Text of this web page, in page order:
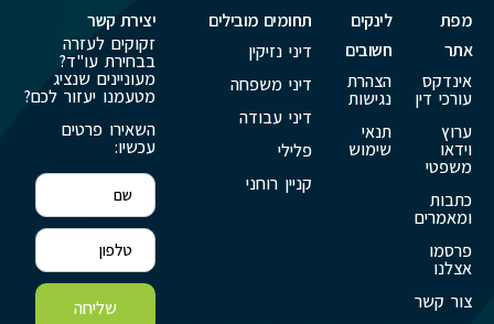
מפת
אתר
אינדקס
עורכי דין
ערוץ
וידאו
משפטי
כתבות
ומאמרים
פרסמו
אצלנו
צור קשר
לינקים
חשובים
הצהרת
נגישות
תנאי
שימוש
תחומים מובילים
דיני נזיקין
דיני משפחה
דיני עבודה
פלילי
קניין רוחני
יצירת קשר
זקוקים לעזרה
בבחירת עו"ד?
מעוניינים שנציג
מטעמנו יעזור לכם?
השאירו פרטים
עכשיו:
שליחה